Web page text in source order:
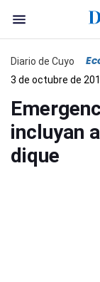
Diario de Cuyo
3 de octubre de
incluyan
dique